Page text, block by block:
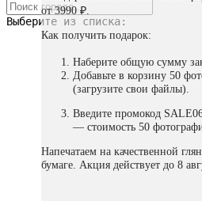
Выберите из списка:
от 3990 ₽.
Как получить подарок:
Наберите общую сумму
Добавьте в корзину 50
(загрузите свои файлы).
Введите промокод
— стоимость 50
Напечатаем на качественной
бумаге. Акция действует до 8